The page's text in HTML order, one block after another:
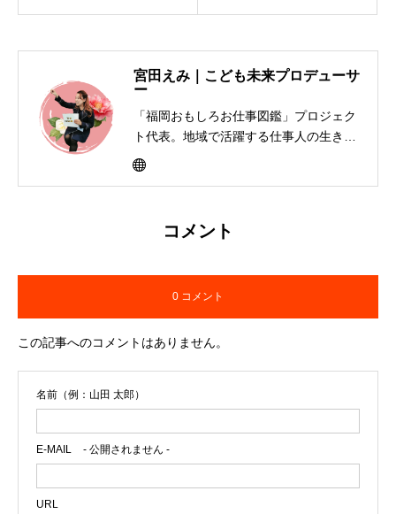
宮田えみ｜こども未来プロデューサ
ー
「福岡おもしろお仕事図鑑」プロジェク
ト代表。地域で活躍する仕事人の生き方
を子どもたちに届けるキャリア教育活動
コメント
0 コメント
この記事へのコメントはありません。
名前（例：山田 太郎）
E-MAIL - 公開されません -
URL